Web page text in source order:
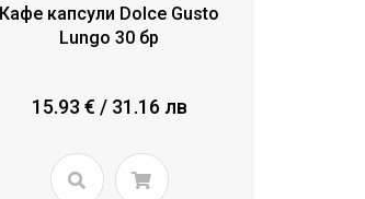
Кафе капсули Dolce Gusto
Lungo 30 бр
15.93 € / 31.16 лв